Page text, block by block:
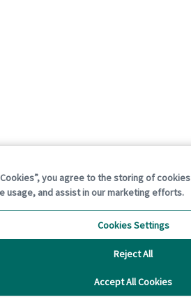
you agree to the storing of
usage, and assist in our marketing efforts.
Accept All Cookies
Reject All
Cookies Settings